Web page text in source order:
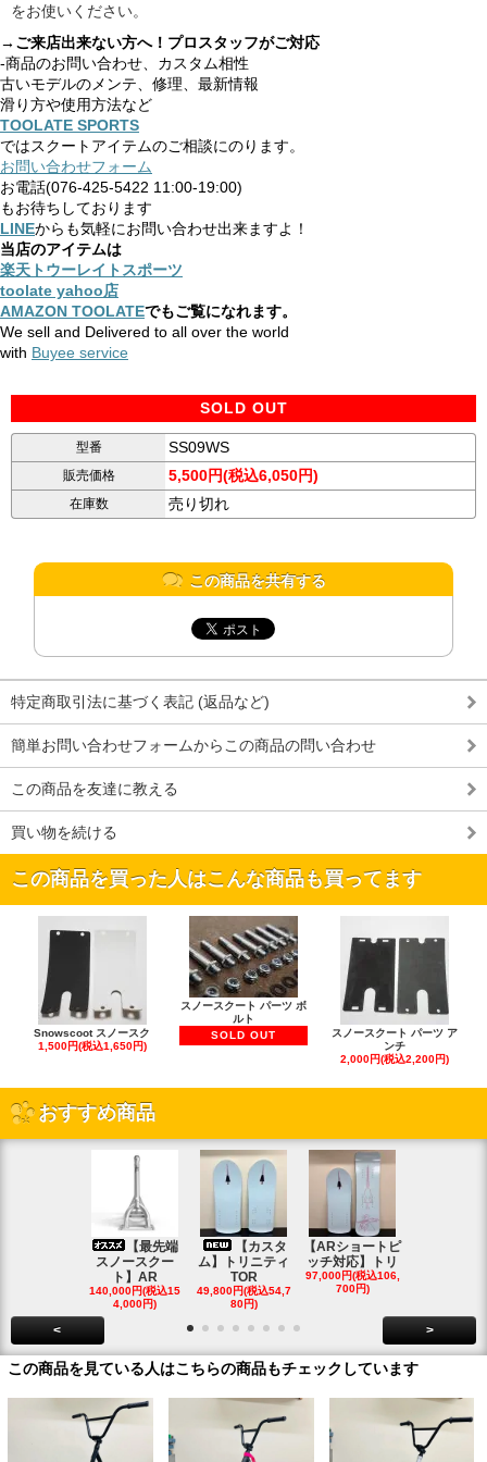
をお使いください。
→ご来店出来ない方へ！プロスタッフがご対応
-商品のお問い合わせ、カスタム相性
古いモデルのメンテ、修理、最新情報
滑り方や使用方法など
TOOLATE SPORTS
ではスクートアイテムのご相談にのります。
お問い合わせフォーム
お電話(076-425-5422 11:00-19:00)
もお待ちしております
LINEからも気軽にお問い合わせ出来ますよ！
当店のアイテムは
楽天トウーレイトスポーツ
toolate yahoo店
AMAZON TOOLATEでもご覧になれます。
We sell and Delivered to all over the world
with Buyee service
SOLD OUT
型番 SS09WS
販売価格 5,500円(税込6,050円)
在庫数 売り切れ
この商品を共有する
特定商取引法に基づく表記 (返品など)
簡単お問い合わせフォームからこの商品の問い合わせ
この商品を友達に教える
買い物を続ける
この商品を買った人はこんな商品も買ってます
Snowscoot スノースク
1,500円(税込1,650円)
スノースクート パーツ ボ
ルト
SOLD OUT
スノースクート パーツ ア
ンチ
2,000円(税込2,200円)
おすすめ商品
【最先端
スノースクー
ト】AR
140,000円(税込15
4,000円)
【カスタ
ム】トリニティ
TOR
49,800円(税込54,7
80円)
【ARショートピ
ッチ対応】トリ
97,000円(税込106,
700円)
< >
この商品を見ている人はこちらの商品もチェックしています